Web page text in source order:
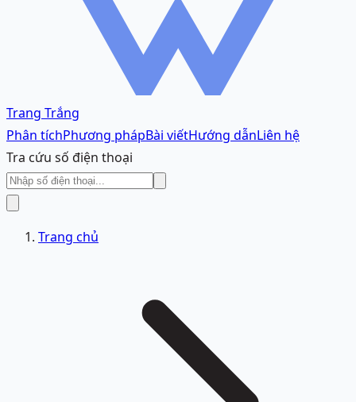
Trang Trắng
Phân tíchPhương phápBài viếtHướng dẫnLiên hệ
Tra cứu số điện thoại
Trang chủ